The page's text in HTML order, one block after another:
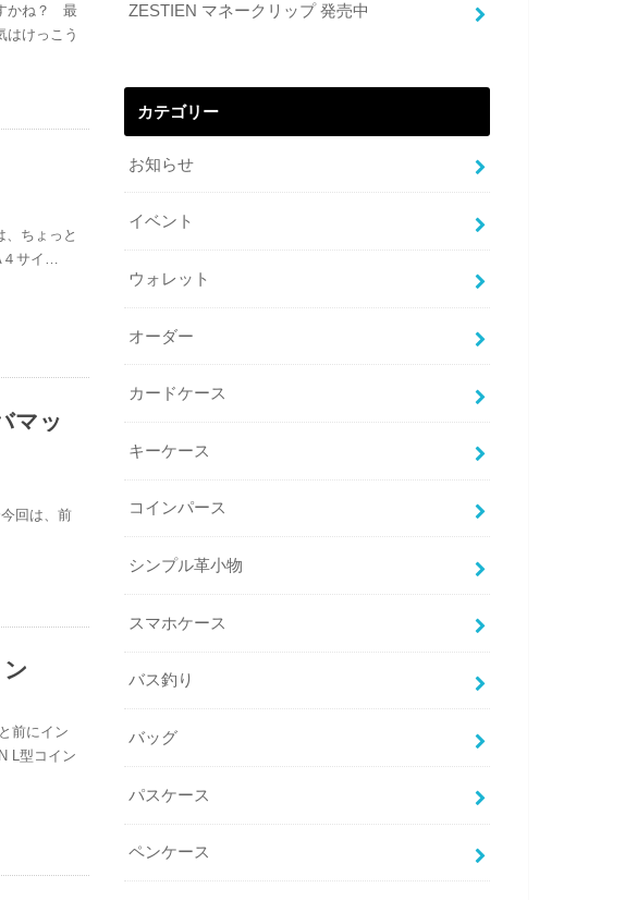
かね？ 最
はけっこう
ちょっと
サイ…
マッ
回は、前
前にイン
L型コイン
ZESTIEN マネークリップ 発売中
カテゴリー
お知らせ
イベント
ウォレット
オーダー
カードケース
キーケース
コインパース
シンプル革小物
スマホケース
バス釣り
バッグ
パスケース
ペンケース